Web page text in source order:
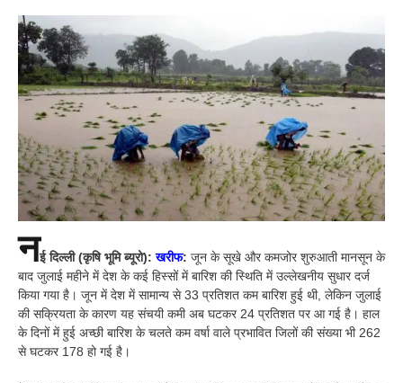
नई दिल्ली (कृषि भूमि ब्यूरो):खरीफ: जून के सूखे और कमजोर शुरुआती मानसून के
बाद जुलाई महीने में देश के कई हिस्सों में बारिश की स्थिति में उल्लेखनीय सुधार दर्ज
किया गया है। जून में देश में सामान्य से 33 प्रतिशत कम बारिश हुई थी, लेकिन जुलाई
की सक्रियता के कारण यह संचयी कमी अब घटकर 24 प्रतिशत पर आ गई है। हाल
के दिनों में हुई अच्छी बारिश के चलते कम वर्षा वाले प्रभावित जिलों की संख्या भी 262
से घटकर 178 हो गई है।